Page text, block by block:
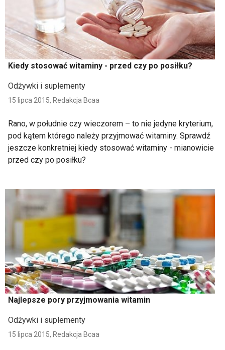
Kiedy stosować witaminy - przed czy po posiłku?
Odżywki i suplementy
15 lipca 2015, Redakcja Bcaa
Rano, w południe czy wieczorem – to nie jedyne kryterium,
pod kątem którego należy przyjmować witaminy. Sprawdź
jeszcze konkretniej kiedy stosować witaminy - mianowicie
przed czy po posiłku?
Najlepsze pory przyjmowania witamin
Odżywki i suplementy
15 lipca 2015, Redakcja Bcaa